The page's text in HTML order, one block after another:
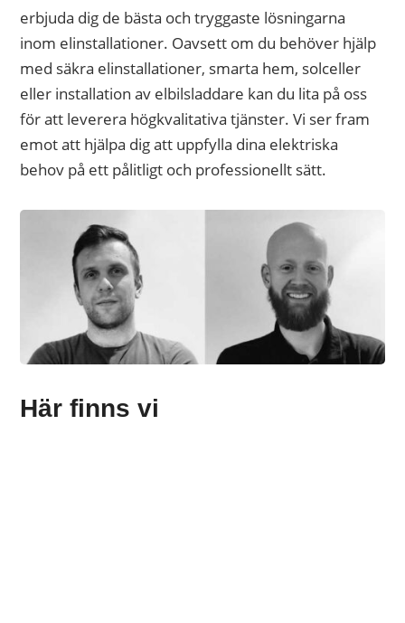
erbjuda dig de bästa och tryggaste lösningarna
inom elinstallationer. Oavsett om du behöver hjälp
med säkra elinstallationer, smarta hem, solceller
eller installation av elbilsladdare kan du lita på oss
för att leverera högkvalitativa tjänster. Vi ser fram
emot att hjälpa dig att uppfylla dina elektriska
behov på ett pålitligt och professionellt sätt.
Här finns vi